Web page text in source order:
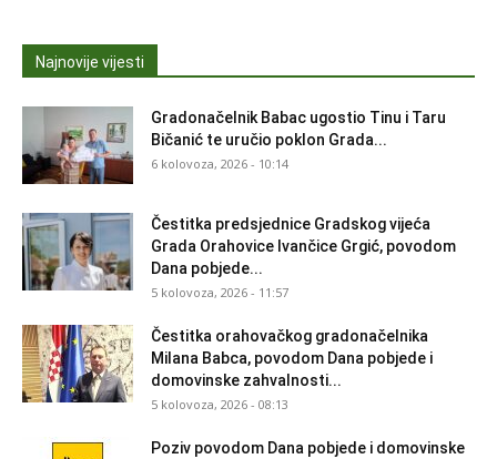
Najnovije vijesti
Gradonačelnik Babac ugostio Tinu i Taru
Bičanić te uručio poklon Grada...
6 kolovoza, 2026 - 10:14
Čestitka predsjednice Gradskog vijeća
Grada Orahovice Ivančice Grgić, povodom
Dana pobjede...
5 kolovoza, 2026 - 11:57
Čestitka orahovačkog gradonačelnika
Milana Babca, povodom Dana pobjede i
domovinske zahvalnosti...
5 kolovoza, 2026 - 08:13
Poziv povodom Dana pobjede i domovinske